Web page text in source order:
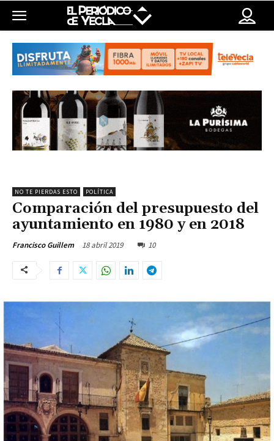
NO TE PIERDAS ESTO POLÍTICA
Comparación del presupuesto del
ayuntamiento en 1980 y en 2018
Francisco Guillem 18 abril 2019 10